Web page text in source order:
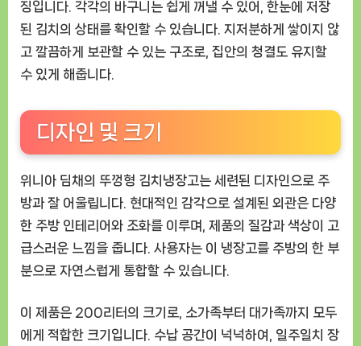
징입니다. 각각의 바구니는 쉽게 꺼낼 수 있어, 한눈에 저장
된 김치의 상태를 확인할 수 있습니다. 지저분하게 쌓이지 않
고 깔끔하게 보관할 수 있는 구조로, 집안의 청결도 유지할
수 있게 해줍니다.
디자인 및 크기
위니아 딤채의 뚜껑형 김치냉장고는 세련된 디자인으로 주
방과 잘 어울립니다. 현대적인 감각으로 설계된 외관은 다양
한 주방 인테리어와 조화를 이루며, 제품의 질감과 색상이 고
급스러운 느낌을 줍니다. 사용자는 이 냉장고를 주방의 한 부
분으로 자연스럽게 통합할 수 있습니다.
이 제품은 200리터의 크기로, 소가족부터 대가족까지 모두
에게 적합한 크기입니다. 수납 공간이 넉넉하여, 일주일치 장